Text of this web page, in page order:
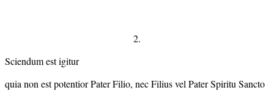
2.
Sciendum est igitur
quia non est potentior Pater Filio, nec Filius vel Pater Spiritu Sancto